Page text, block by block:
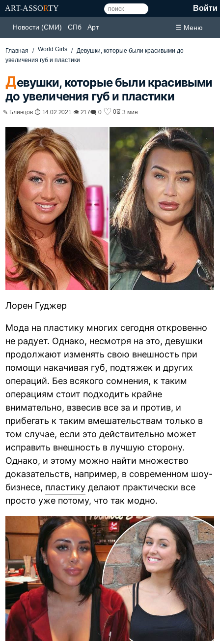
ART-ASSORTY Войти
Новости (СМИ) СПб Арт ☰ Меню
Главная World Girls
Девушки, которые были красивыми до
увеличения губ и пластики
Девушки, которые были красивыми
до увеличения губ и пластики
✎ Блинцов ⏱ 14.02.2021 👁 217🗨 0 ♡ 0⏳ 3 мин
Лорен Гуджер
Мода на пластику многих сегодня откровенно
не радует. Однако, несмотря на это, девушки
продолжают изменять свою внешность при
помощи накачивая губ, подтяжек и других
операций. Без всякого сомнения, к таким
операциям стоит подходить крайне
внимательно, взвесив все за и против, и
прибегать к таким вмешательствам только в
том случае, если это действительно может
исправить внешность в лучшую сторону.
Однако, и этому можно найти множество
доказательств, например, в современном шоу-
бизнесе, пластику делают практически все
просто уже потому, что так модно.